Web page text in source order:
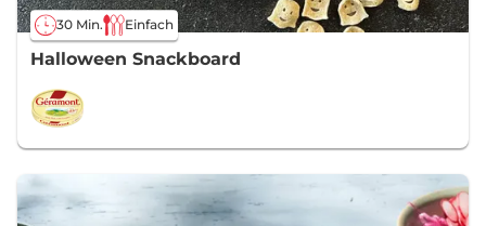
30 Min. Einfach
Halloween Snackboard